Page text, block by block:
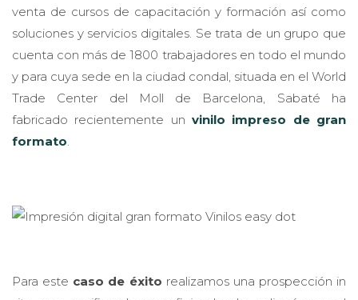
venta de cursos de capacitación y formación así como
soluciones y servicios digitales. Se trata de un grupo que
cuenta con más de 1800 trabajadores en todo el mundo
y para cuya sede en la ciudad condal, situada en el World
Trade Center del Moll de Barcelona, Sabaté ha
fabricado recientemente un vinilo impreso de gran
formato
Para este caso de éxito realizamos una prospección in